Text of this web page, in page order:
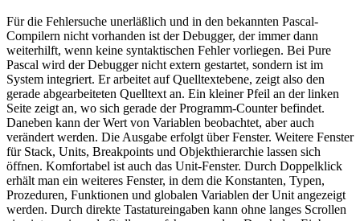
Für die Fehlersuche unerläßlich und in den bekannten Pascal-
Compilern nicht vorhanden ist der Debugger, der immer dann
weiterhilft, wenn keine syntaktischen Fehler vorliegen. Bei Pure
Pascal wird der Debugger nicht extern gestartet, sondern ist im
System integriert. Er arbeitet auf Quelltextebene, zeigt also den
gerade abgearbeiteten Quelltext an. Ein kleiner Pfeil an der linken
Seite zeigt an, wo sich gerade der Programm-Counter befindet.
Daneben kann der Wert von Variablen beobachtet, aber auch
verändert werden. Die Ausgabe erfolgt über Fenster. Weitere Fenster
für Stack, Units, Breakpoints und Objekthierarchie lassen sich
öffnen. Komfortabel ist auch das Unit-Fenster. Durch Doppelklick
erhält man ein weiteres Fenster, in dem die Konstanten, Typen,
Prozeduren, Funktionen und globalen Variablen der Unit angezeigt
werden. Durch direkte Tastatureingaben kann ohne langes Scrollen